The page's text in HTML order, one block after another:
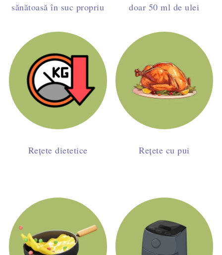
sănătoasă în suc propriu
doar 50 ml de ulei
Rețete dietetice Rețete cu pui